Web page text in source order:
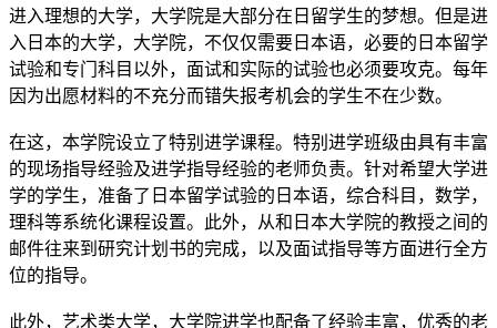
进入理想的大学，大学院是大部分在日留学生的梦想。但是进
入日本的大学，大学院，不仅仅需要日本语，必要的日本留学
试验和专门科目以外，面试和实际的试验也必须要攻克。每年
因为出愿材料的不充分而错失报考机会的学生不在少数。
在这，本学院设立了特别进学课程。特别进学班级由具有丰富
的现场指导经验及进学指导经验的老师负责。针对希望大学进
学的学生，准备了日本留学试验的日本语，综合科目，数学，
理科等系统化课程设置。此外，从和日本大学院的教授之间的
邮件往来到研究计划书的完成，以及面试指导等方面进行全方
位的指导。
此外，艺术类大学，大学院进学也配备了经验丰富，优秀的老